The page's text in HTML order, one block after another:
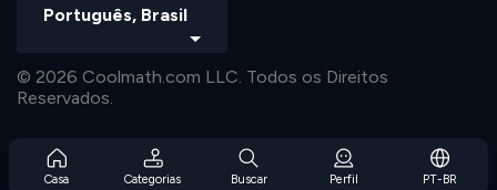
Casa Categorias Buscar Perfil PT-BR
Português, Brasil
© 2026 Coolmath.com LLC. Todos os Direitos
Reservados.